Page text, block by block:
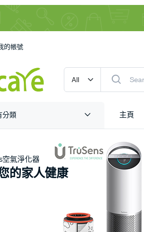
的帳號
分類 主頁
空氣淨化器
的家人健康